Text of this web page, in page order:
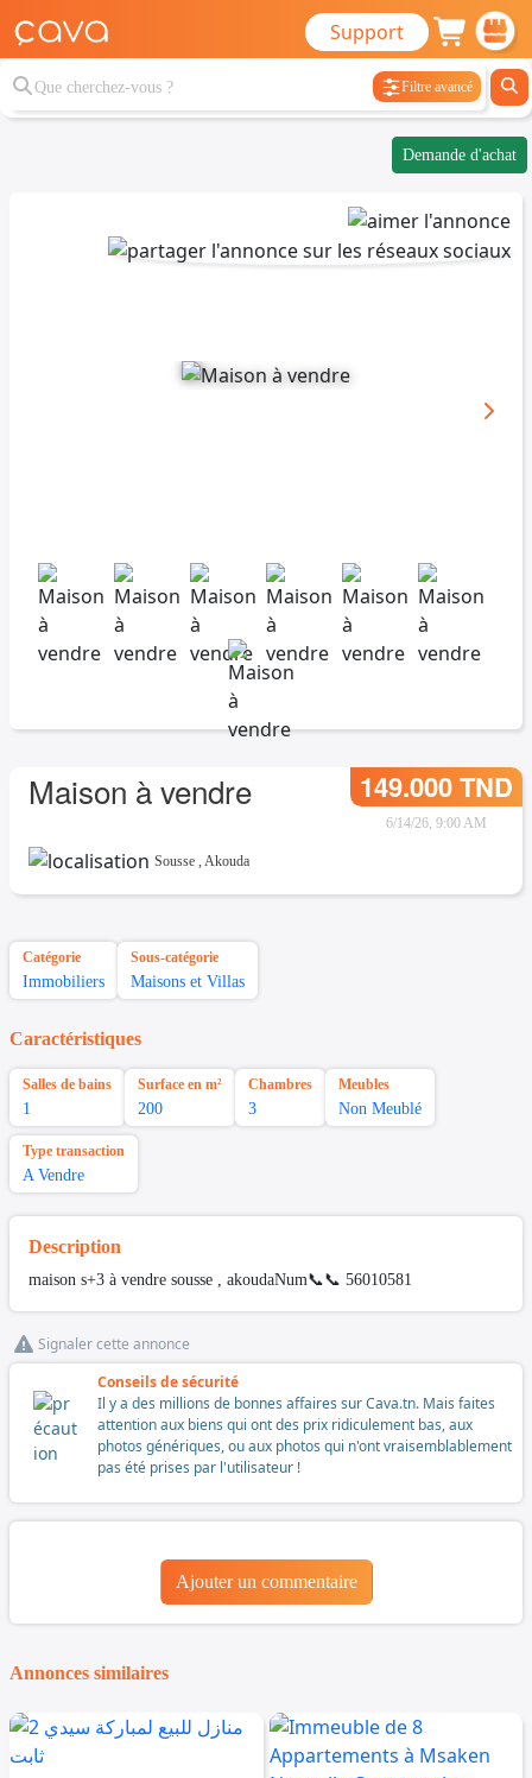
Support
Filtre avancé
Demande d'achat
Maison à vendre 149.000 TND
6/14/26, 9:00 AM
Sousse , Akouda
Catégorie
Immobiliers
Sous-catégorie
Maisons et Villas
Caractéristiques
Salles de bains
1
Surface en m²
200
Chambres
3
Meubles
Non Meublé
Type transaction
A Vendre
Description
maison s+3 à vendre sousse , akoudaNum📞📞 56010581
Signaler cette annonce
Conseils de sécurité
Il y a des millions de bonnes affaires sur Cava.tn. Mais faites
attention aux biens qui ont des prix ridiculement bas, aux
photos génériques, ou aux photos qui n'ont vraisemblablement
pas été prises par l'utilisateur !
Ajouter un commentaire
Annonces similaires